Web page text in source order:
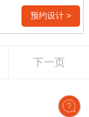
预约设计 >
下一页